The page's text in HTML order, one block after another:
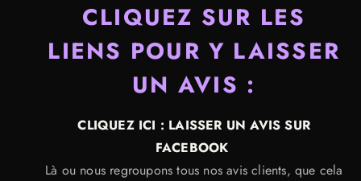
CLIQUEZ SUR LES
LIENS POUR Y LAISSER
UN AVIS :
CLIQUEZ ICI : LAISSER UN AVIS SUR
FACEBOOK
Là ou nous regroupons tous nos avis clients, que cela